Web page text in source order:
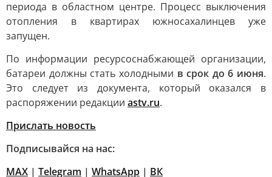
периода в областном центре. Процесс выключения
отопления в квартирах южносахалинцев уже
запущен.
По информации ресурсоснабжающей организации,
батареи должны стать холодными в срок до 6 июня.
Это следует из документа, который оказался в
распоряжении редакции astv.ru.
Прислать новость
Подписывайся на нас:
MAX | Telegram | WhatsApp | ВК